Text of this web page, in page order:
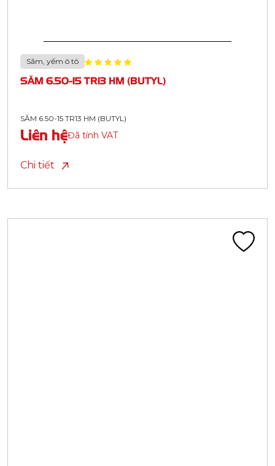
Săm, yếm ô tô
SĂM 6.50-15 TR13 HM (BUTYL)
SĂM 6.50-15 TR13 HM (BUTYL)
Liên hệĐã tính VAT
Chi tiết